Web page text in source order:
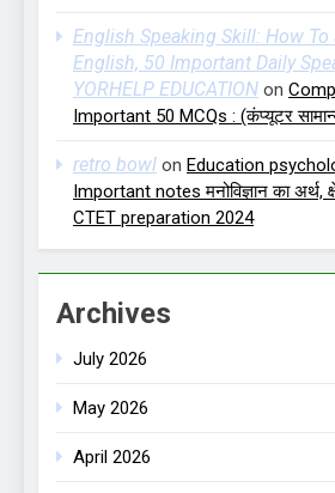
English Speaking Skill: How To
English, 50 Important Daily
YORHELP EDUCATION on
Important 50 MCQs : (कंप्यूटर सामान्य
retro bowl on Education
Important notes मनोविज्ञान का अर्थ,
CTET preparation 2024
Archives
July 2026
May 2026
April 2026